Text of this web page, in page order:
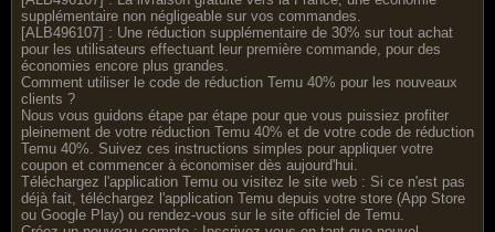
supplémentaire non négligeable sur vos commandes.
[ALB496107] : Une réduction supplémentaire de 30% sur tout achat
pour les utilisateurs effectuant leur première commande, pour des
économies encore plus grandes.
Comment utiliser le code de réduction Temu 40% pour les nouveaux
clients ?
Nous vous guidons étape par étape pour que vous puissiez profiter
pleinement de votre réduction Temu 40% et de votre code de réduction
Temu 40%. Suivez ces instructions simples pour appliquer votre
coupon et commencer à économiser dès aujourd'hui.
Téléchargez l'application Temu ou visitez le site web : Si ce n'est pas
déjà fait, téléchargez l'application Temu depuis votre store (App Store
ou Google Play) ou rendez-vous sur le site officiel de Temu.